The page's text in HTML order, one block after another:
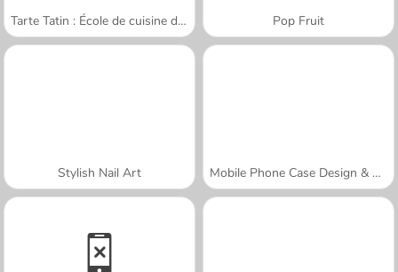
Tarte Tatin : École de cuisine de Sara Pop Fruit
Stylish Nail Art Mobile Phone Case Design & DIY